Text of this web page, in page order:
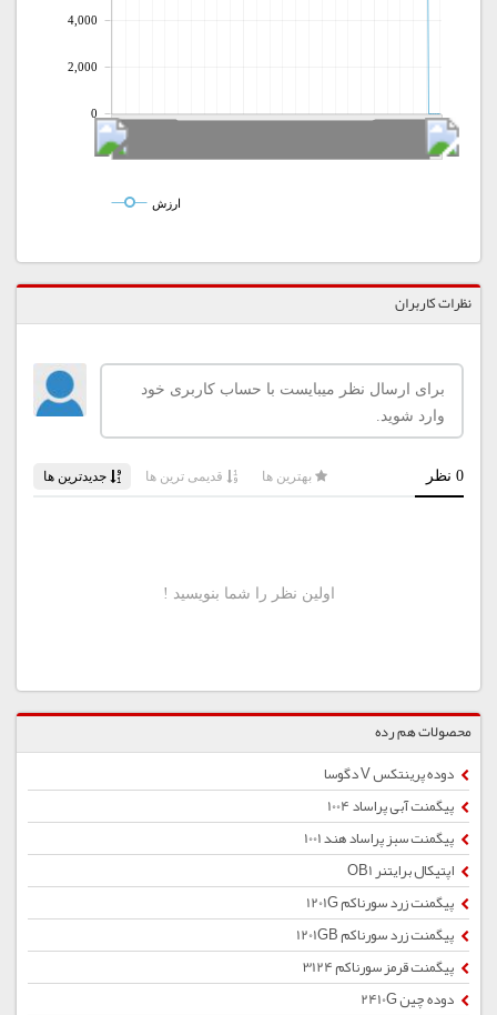
0
2,000
4,000
ارزش
نظرات کاربران
محصولات هم رده
دوده پرینتکس V دگوسا
پیگمنت آبی پراساد 1004
پیگمنت سبز پراساد هند 1001
اپتیکال برایتنر OB1
پیگمنت زرد سورناکم 1201G
پیگمنت زرد سورناکم 1201GB
پیگمنت قرمز سورناکم 3124
دوده چین 2410G